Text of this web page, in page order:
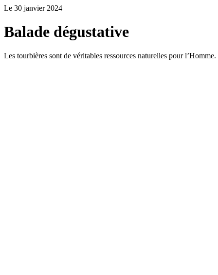
Le 30 janvier 2024
Balade dégustative
Les tourbières sont de véritables ressources naturelles pour